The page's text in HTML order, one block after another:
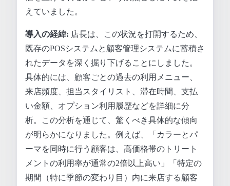
えていました。
導入の経緯: 店長は、この状況を打開するため、
既存のPOSシステムと顧客管理システムに蓄積さ
れたデータを深く掘り下げることにしました。
具体的には、顧客ごとの過去の利用メニュー、
来店頻度、担当スタイリスト、滞在時間、支払
い金額、オプション利用履歴などを詳細に分
析。この分析を通じて、驚くべき具体的な傾向
が明らかになりました。例えば、「カラーとパ
ーマを同時に行う顧客は、高価格帯のトリート
メントの利用率が通常の2倍以上高い」「特定の
期間（特に季節の変わり目）内に来店する顧客